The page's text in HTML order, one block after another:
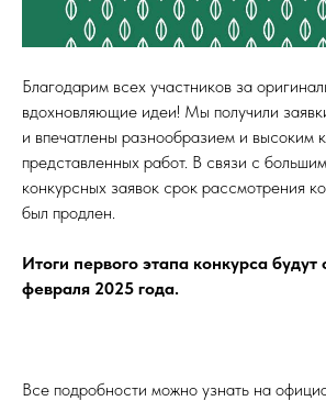
Благодарим всех участников за
вдохновляющие идеи! Мы получили
и впечатлены разнообразием и высоким
представленных работ. В связи с
конкурсных заявок срок рассмотрения
был продлен.
Итоги первого этапа конкурса будут
февраля 2025 года.
Все подробности можно узнать на